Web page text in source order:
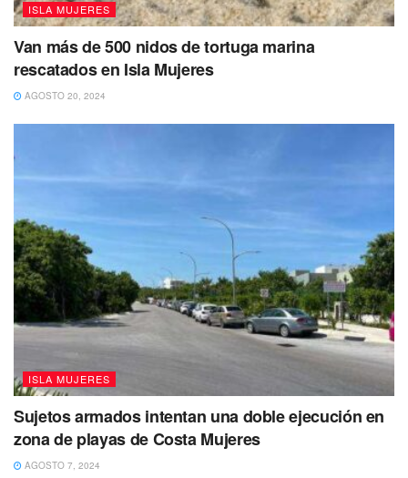
ISLA MUJERES
Van más de 500 nidos de tortuga marina
rescatados en Isla Mujeres
AGOSTO 20, 2024
ISLA MUJERES
Sujetos armados intentan una doble ejecución en
zona de playas de Costa Mujeres
AGOSTO 7, 2024